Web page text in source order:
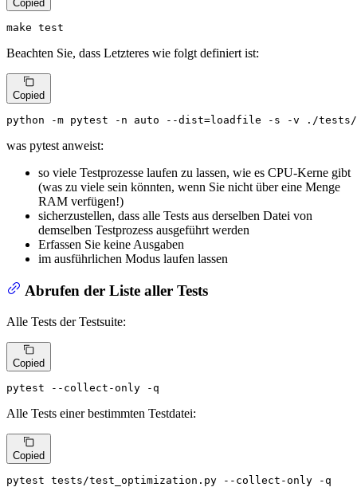
Copied
make test
Beachten Sie, dass Letzteres wie folgt definiert ist:
Copied
python -m pytest -n auto --dist=loadfile -s -v ./tests/
was pytest anweist:
so viele Testprozesse laufen zu lassen, wie es CPU-Kerne gibt
(was zu viele sein könnten, wenn Sie nicht über eine Menge
RAM verfügen!)
sicherzustellen, dass alle Tests aus derselben Datei von
demselben Testprozess ausgeführt werden
Erfassen Sie keine Ausgaben
im ausführlichen Modus laufen lassen
Abrufen der Liste aller Tests
Alle Tests der Testsuite:
Copied
pytest --collect-only -q
Alle Tests einer bestimmten Testdatei:
Copied
pytest tests/test_optimization.py --collect-only -q